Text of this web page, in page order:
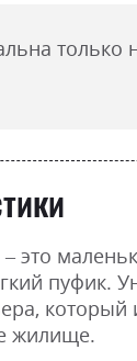
только
это
пуфик.
который
жилище.